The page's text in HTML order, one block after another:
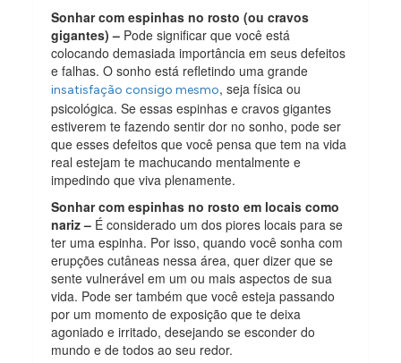
Sonhar com espinhas no rosto (ou cravos
gigantes) – Pode significar que você está
colocando demasiada importância em seus defeitos
e falhas. O sonho está refletindo uma grande
insatisfação consigo mesmo, seja física ou
psicológica. Se essas espinhas e cravos gigantes
estiverem te fazendo sentir dor no sonho, pode ser
que esses defeitos que você pensa que tem na vida
real estejam te machucando mentalmente e
impedindo que viva plenamente.
Sonhar com espinhas no rosto em locais como
nariz – É considerado um dos piores locais para se
ter uma espinha. Por isso, quando você sonha com
erupções cutâneas nessa área, quer dizer que se
sente vulnerável em um ou mais aspectos de sua
vida. Pode ser também que você esteja passando
por um momento de exposição que te deixa
agoniado e irritado, desejando se esconder do
mundo e de todos ao seu redor.